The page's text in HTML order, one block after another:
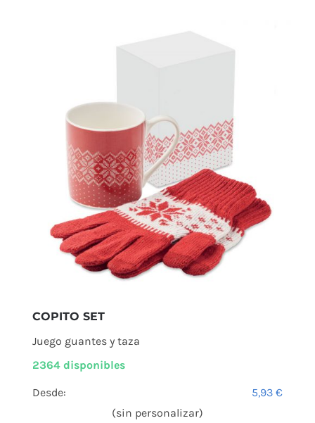
COPITO SET
Juego guantes y taza
2364 disponibles
Desde: 5,93€
(sin personalizar)